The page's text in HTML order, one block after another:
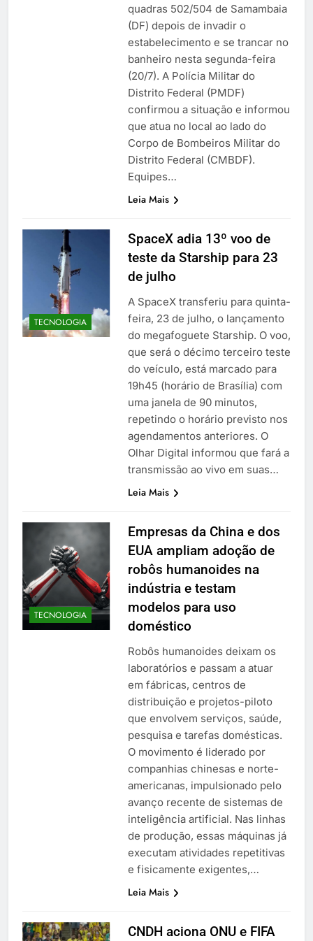
quadras 502/504 de Samambaia
(DF) depois de invadir o
estabelecimento e se trancar no
banheiro nesta segunda-feira
(20/7). A Polícia Militar do
Distrito Federal (PMDF)
confirmou a situação e informou
que atua no local ao lado do
Corpo de Bombeiros Militar do
Distrito Federal (CMBDF).
Equipes…
Leia Mais
TECNOLOGIA
SpaceX adia 13º voo de
teste da Starship para 23
de julho
A SpaceX transferiu para quinta-
feira, 23 de julho, o lançamento
do megafoguete Starship. O voo,
que será o décimo terceiro teste
do veículo, está marcado para
19h45 (horário de Brasília) com
uma janela de 90 minutos,
repetindo o horário previsto nos
agendamentos anteriores. O
Olhar Digital informou que fará a
transmissão ao vivo em suas…
Leia Mais
TECNOLOGIA
Empresas da China e dos
EUA ampliam adoção de
robôs humanoides na
indústria e testam
modelos para uso
doméstico
Robôs humanoides deixam os
laboratórios e passam a atuar
em fábricas, centros de
distribuição e projetos-piloto
que envolvem serviços, saúde,
pesquisa e tarefas domésticas.
O movimento é liderado por
companhias chinesas e norte-
americanas, impulsionado pelo
avanço recente de sistemas de
inteligência artificial. Nas linhas
de produção, essas máquinas já
executam atividades repetitivas
e fisicamente exigentes,…
Leia Mais
CNDH aciona ONU e FIFA